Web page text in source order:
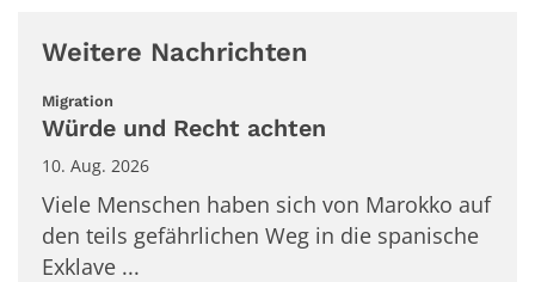
Weitere Nachrichten
Migration
Würde und Recht achten
10. Aug. 2026
Viele Menschen haben sich von Marokko auf
den teils gefährlichen Weg in die spanische
Exklave ...